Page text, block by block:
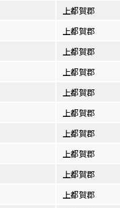
上都賀郡
上都賀郡
上都賀郡
上都賀郡
上都賀郡
上都賀郡
上都賀郡
上都賀郡
上都賀郡
上都賀郡